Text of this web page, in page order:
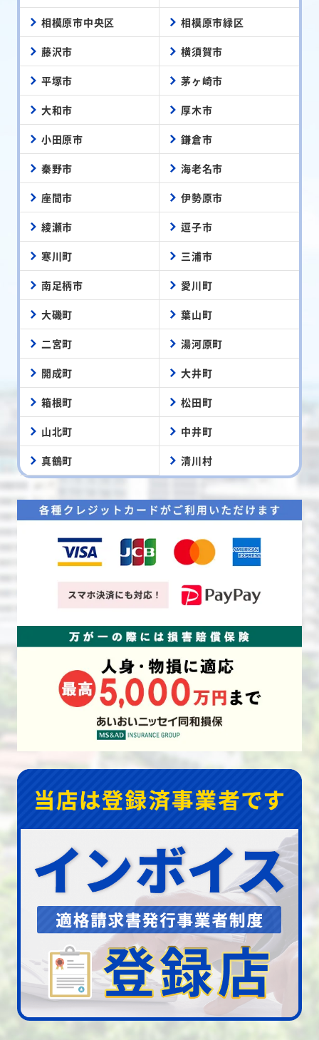
相模原市中央区 相模原市緑区
藤沢市 横須賀市
平塚市 茅ヶ崎市
大和市 厚木市
小田原市 鎌倉市
秦野市 海老名市
座間市 伊勢原市
綾瀬市 逗子市
寒川町 三浦市
南足柄市 愛川町
大磯町 葉山町
二宮町 湯河原町
開成町 大井町
箱根町 松田町
山北町 中井町
真鶴町 清川村